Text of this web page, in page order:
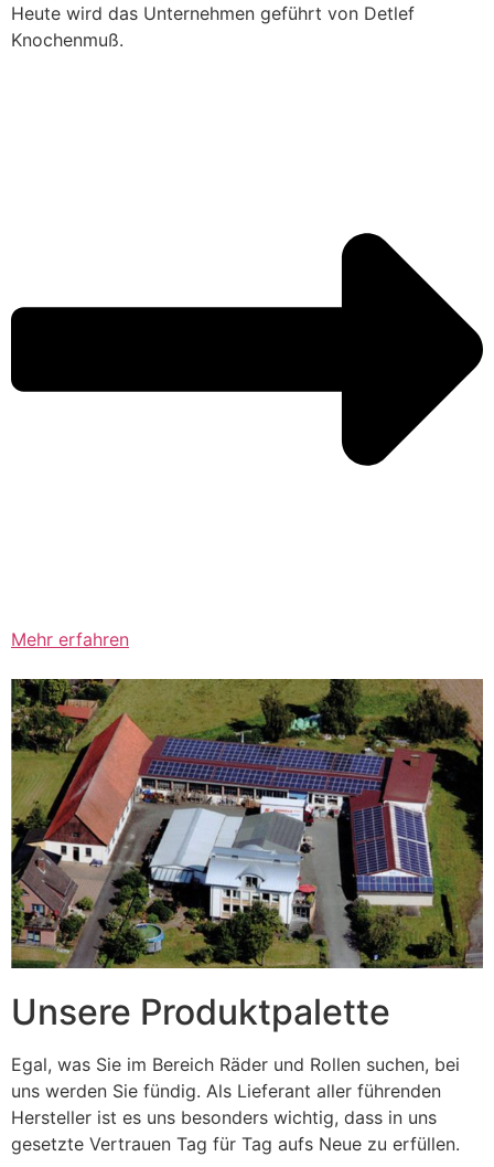
Heute wird das Unternehmen geführt von Detlef
Knochenmuß.
Mehr erfahren
Unsere Produktpalette
Egal, was Sie im Bereich Räder und Rollen suchen, bei
uns werden Sie fündig. Als Lieferant aller führenden
Hersteller ist es uns besonders wichtig, dass in uns
gesetzte Vertrauen Tag für Tag aufs Neue zu erfüllen.